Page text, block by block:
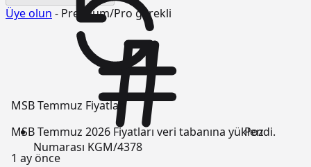
MSB Temmuz Fiyatları
MSB Temmuz 2026 Fiyatları veri tabanına yüklendi.
1 ay önce
Üye olun - Premium/Pro gerekli
Poz
Numarası KGM/4378